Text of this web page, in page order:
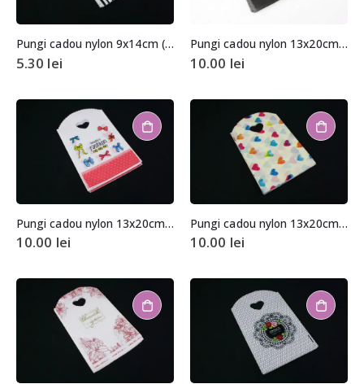
Pungi cadou nylon 9x14cm (aprox. 50 buc. +/- 2 buc.)
5.30 lei
Pungi cadou nylon 13x20cm (aprox. 50 buc. +/- 2 buc.)
10.00 lei
Pungi cadou nylon 13x20cm (aprox. 50 buc. +/- 2 buc.)
10.00 lei
Pungi cadou nylon 13x20cm (aprox. 50 buc. +/- 2 buc.)
10.00 lei